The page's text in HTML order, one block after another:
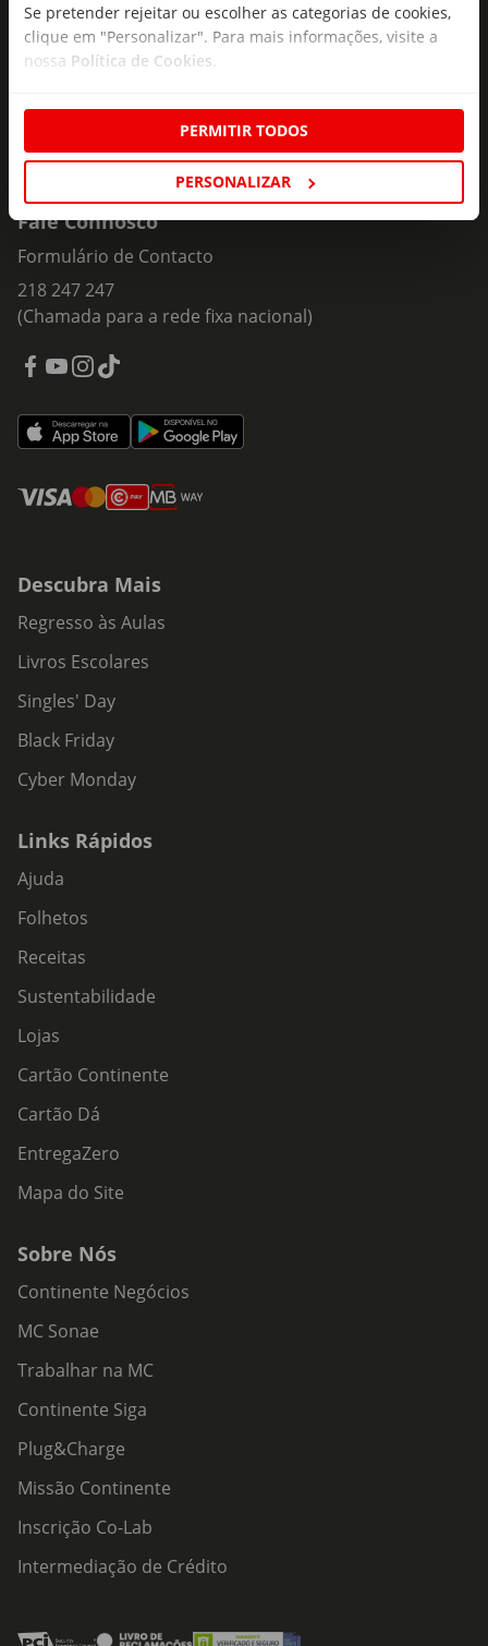
Se pretender rejeitar ou escolher as categorias de cookies,
clique em "Personalizar". Para mais informações, visite a
nossa Política de Cookies
PERMITIR TODOS
PERSONALIZAR
Insira o seu e-
mail
Subscrever
Fale Connosco
Formulário de Contacto
218 247 247
(Chamada para a rede fixa nacional)
Descubra Mais
Regresso às Aulas
Livros Escolares
Singles' Day
Black Friday
Cyber Monday
Links Rápidos
Ajuda
Folhetos
Receitas
Sustentabilidade
Lojas
Cartão Continente
Cartão Dá
EntregaZero
Mapa do Site
Sobre Nós
Continente Negócios
MC Sonae
Trabalhar na MC
Continente Siga
Plug&Charge
Missão Continente
Inscrição Co-Lab
Intermediação de Crédito